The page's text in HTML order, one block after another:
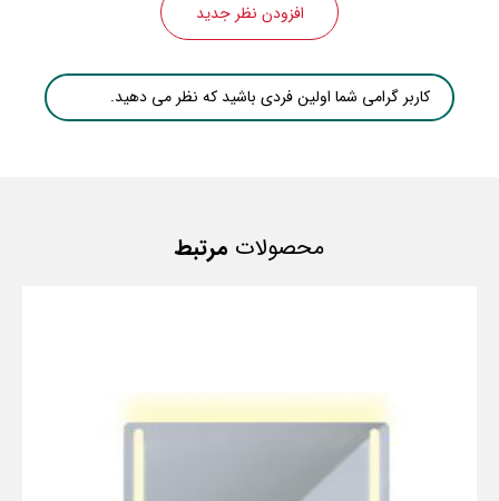
افزودن نظر جدید
کاربر گرامی شما اولین فردی باشید که نظر می دهید.
محصولات مرتبط